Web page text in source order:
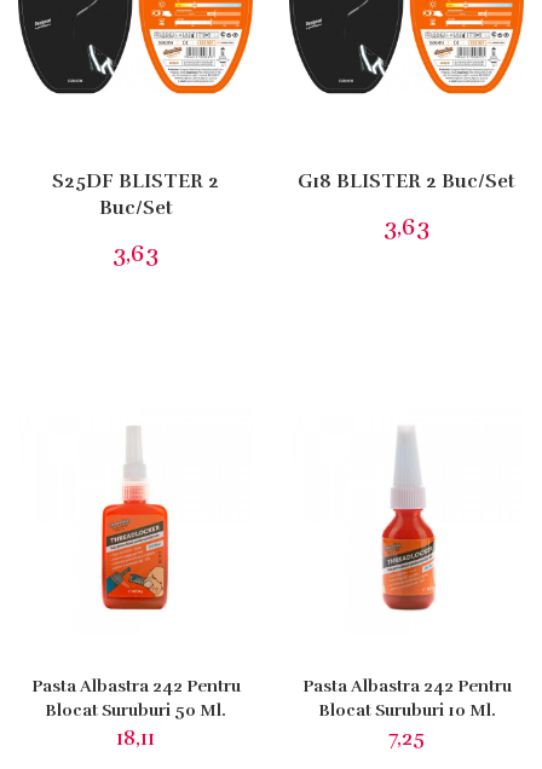
S25DF BLISTER 2
Buc/set
G18 BLISTER 2 Buc/set
3,63
Pasta Albastra 242 Pentru
Blocat Suruburi 50 Ml.
18,11
Pasta Albastra 242 Pentru
Blocat Suruburi 10 Ml.
7,25
CELE MAI NOI